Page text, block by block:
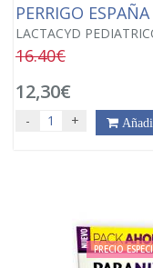
PERRIGO ESPAÑA
LACTACYD
16.40€
12,30€
- +
PRECIO